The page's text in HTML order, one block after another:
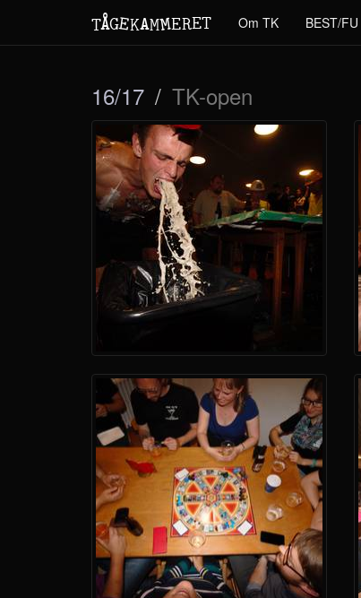
TÅGEKAMMERET Om TK BEST/FU
16/17 TK-open